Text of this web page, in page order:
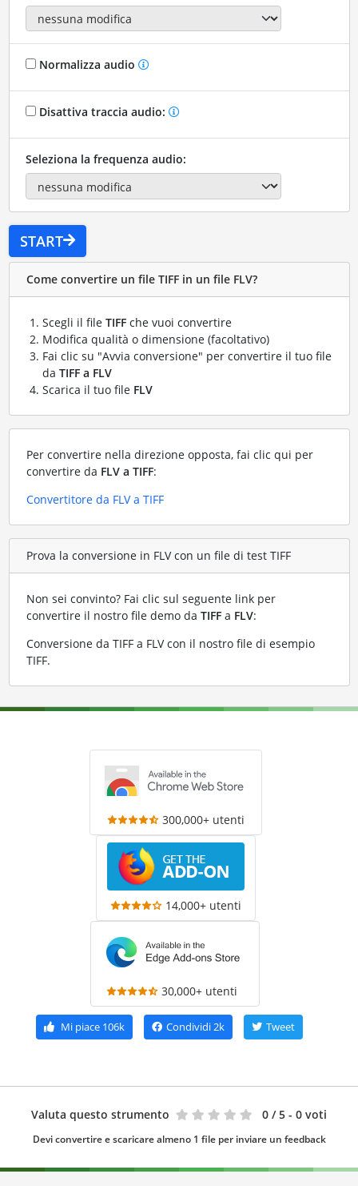
Normalizza audio
Disattiva traccia audio:
Seleziona la frequenza audio:
START
Come convertire un file TIFF in un file FLV?
Scegli il file TIFFche vuoi convertire
Modifica qualità o dimensione (facoltativo)
Fai clic su "Avvia conversione" per convertire il tuo file
da TIFF a FLV
Scarica il tuo file FLV
Per convertire nella direzione opposta, fai clic qui per
convertire da FLV a TIFF:
Convertitore da FLV a TIFF
Prova la conversione in FLV con un file di test TIFF
Non sei convinto? Fai clic sul seguente link per
convertire il nostro file demo da TIFFa FLV:
Conversione da TIFF a FLV con il nostro file di esempio
TIFF.
300,000+ utenti
14,000+ utenti
30,000+ utenti
Mi piace 106k Condividi2k Tweet
Valuta questo strumento 0 / 5 - 0 voti
Devi convertire e scaricare almeno 1 file per inviare un feedback